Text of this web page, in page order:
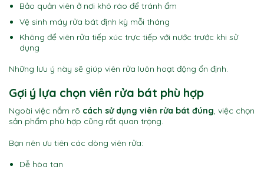
Bảo quản viên ở nơi khô ráo để tránh ẩm
Vệ sinh máy rửa bát định kỳ mỗi tháng
Không để viên rửa tiếp xúc trực tiếp với nước trước khi sử
dụng
Những lưu ý này sẽ giúp viên rửa luôn hoạt động ổn định.
Gợi ý lựa chọn viên rửa bát phù hợp
Ngoài việc nắm rõ cách sử dụng viên rửa bát đúng, việc chọn
sản phẩm phù hợp cũng rất quan trọng.
Bạn nên ưu tiên các dòng viên rửa:
Dễ hòa tan